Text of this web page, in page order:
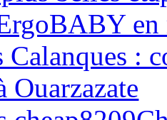
en
Calanques :
Ouarzazate